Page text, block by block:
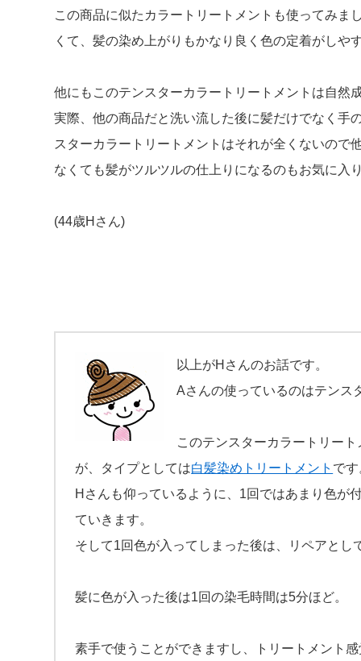
この商品に似たカラートリートメントも使ってみま
くて、髪の染め上がりもかなり良く色の定着がしや
他にもこのテンスターカラートリートメントは自然
実際、他の商品だと洗い流した後に髪だけでなく手
スターカラートリートメントはそれが全くないので
なくても髪がツルツルの仕上りになるのもお気に入
(44歳Hさん)
以上がHさんのお話です。
Aさんの使っているのはテンス
このテンスターカラートリー
が、タイプとしては白髪染めトリートメント で
Hさんも仰っているように、1回ではあまり色が
ていきます。
そして1回色が入ってしまった後は、リペアと
髪に色が入った後は1回の染毛時間は5分ほど。
素手で使うことができますし、トリートメント